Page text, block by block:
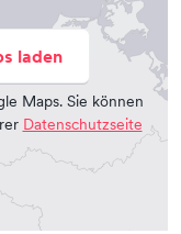
laden
Maps. Sie können
Datenschutzseite